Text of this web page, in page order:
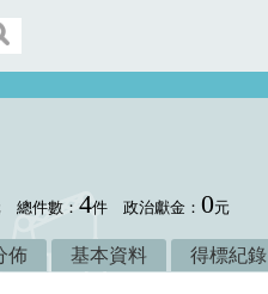
總件數：4件 政治獻金：0元
佈 基本資料 得標紀錄